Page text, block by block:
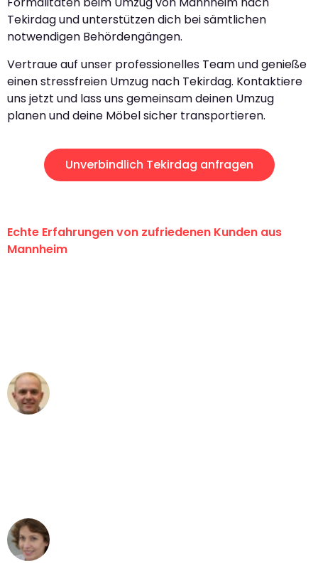
Tekirdag und unterstützen dich bei sämtlichen
notwendigen Behördengängen.
Vertraue auf unser professionelles Team und genieße
einen stressfreien Umzug nach Tekirdag. Kontaktiere
uns jetzt und lass uns gemeinsam deinen Umzug
planen und deine Möbel sicher transportieren.
Unverbindlich Tekirdag anfragen
Echte Erfahrungen von zufriedenen Kunden aus
Mannheim